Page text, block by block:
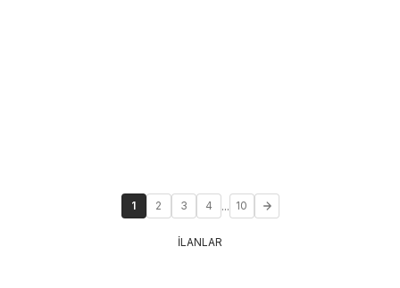
1 2 3 4 ... 10
İLANLAR